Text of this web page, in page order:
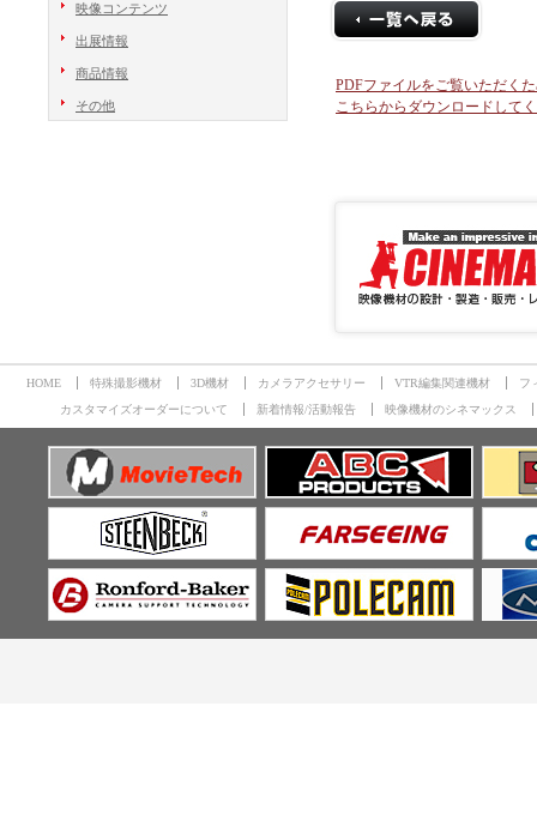
PDFファイルをご覧いただく
こちらからダウンロードして
映像コンテンツ
出展情報
商品情報
その他
HOME 特殊撮影機材 3D機材 カメラアクセサリー VTR編集関連機材
フ
カスタマイズオーダーについて
新着情報/活動報告 映像機材のシネマックス